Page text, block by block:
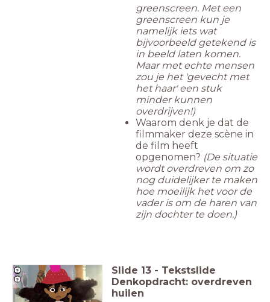
greenscreen. Met een
greenscreen kun je
namelijk iets wat
bijvoorbeeld getekend is
in beeld laten komen.
Maar met echte mensen
zou je het 'gevecht met
het haar' een stuk
minder kunnen
overdrijven!)
Waarom denk je dat de
filmmaker deze scène in
de film heeft
opgenomen? (De situatie
wordt overdreven om zo
nog duidelijker te maken
hoe moeilijk het voor de
vader is om de haren van
zijn dochter te doen.)
Slide 13 - Tekstslide
Denkopdracht: overdreven
huilen